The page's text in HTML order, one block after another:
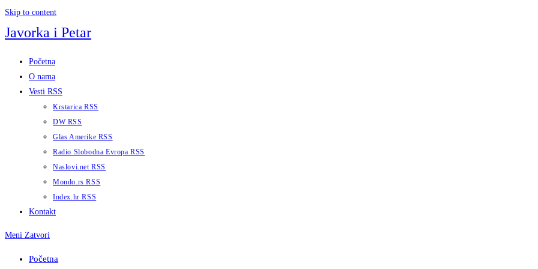
Skip to content
Javorka i Petar
Početna
O nama
Vesti RSS
Krstarica RSS
DW RSS
Glas Amerike RSS
Radio Slobodna Evropa RSS
Naslovi.net RSS
Mondo.rs RSS
Index.hr RSS
Kontakt
Meni Zatvori
Početna